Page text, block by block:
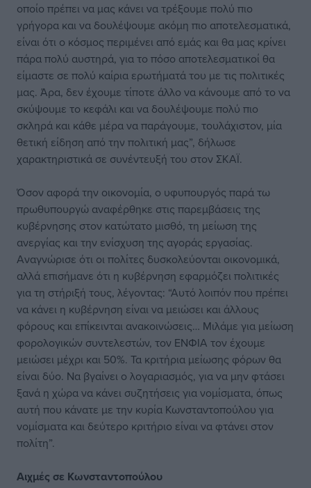
οποίο πρέπει να μας κάνει να τρέξουμε πολύ πιο
γρήγορα και να δουλέψουμε ακόμη πιο αποτελεσματικά,
είναι ότι ο κόσμος περιμένει από εμάς και θα μας κρίνει
πάρα πολύ αυστηρά, για το πόσο αποτελεσματικοί θα
είμαστε σε πολύ καίρια ερωτήματά του με τις πολιτικές
μας. Άρα, δεν έχουμε τίποτε άλλο να κάνουμε από το να
σκύψουμε το κεφάλι και να δουλέψουμε πολύ πιο
σκληρά και κάθε μέρα να παράγουμε, τουλάχιστον, μία
θετική είδηση από την πολιτική μας”, δήλωσε
χαρακτηριστικά σε συνέντευξή του στον ΣΚΑΪ.
Όσον αφορά την οικονομία, ο υφυπουργός παρά τω
πρωθυπουργώ αναφέρθηκε στις παρεμβάσεις της
κυβέρνησης στον κατώτατο μισθό, τη μείωση της
ανεργίας και την ενίσχυση της αγοράς εργασίας.
Αναγνώρισε ότι οι πολίτες δυσκολεύονται οικονομικά,
αλλά επισήμανε ότι η κυβέρνηση εφαρμόζει πολιτικές
για τη στήριξή τους, λέγοντας: “Αυτό λοιπόν που πρέπει
να κάνει η κυβέρνηση είναι να μειώσει και άλλους
φόρους και επίκεινται ανακοινώσεις… Μιλάμε για μείωση
φορολογικών συντελεστών, τον ΕΝΦΙΑ τον έχουμε
μειώσει μέχρι και 50%. Τα κριτήρια μείωσης φόρων θα
είναι δύο. Να βγαίνει ο λογαριασμός, για να μην φτάσει
ξανά η χώρα να κάνει συζητήσεις για νομίσματα, όπως
αυτή που κάνατε με την κυρία Κωνσταντοπούλου για
νομίσματα και δεύτερο κριτήριο είναι να φτάνει στον
πολίτη”.
Αιχμές σε Κωνσταντοπούλου